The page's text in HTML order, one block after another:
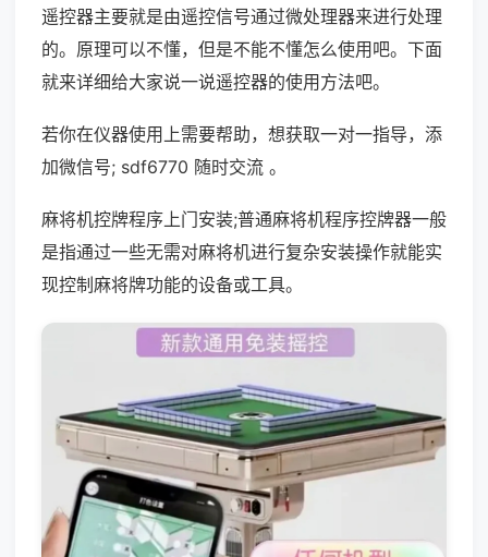
遥控器主要就是由遥控信号通过微处理器来进行处理
的。原理可以不懂，但是不能不懂怎么使用吧。下面
就来详细给大家说一说遥控器的使用方法吧。
若你在仪器使用上需要帮助，想获取一对一指导，添
加微信号; sdf6770 随时交流 。
麻将机控牌程序上门安装;普通麻将机程序控牌器一般
是指通过一些无需对麻将机进行复杂安装操作就能实
现控制麻将牌功能的设备或工具。